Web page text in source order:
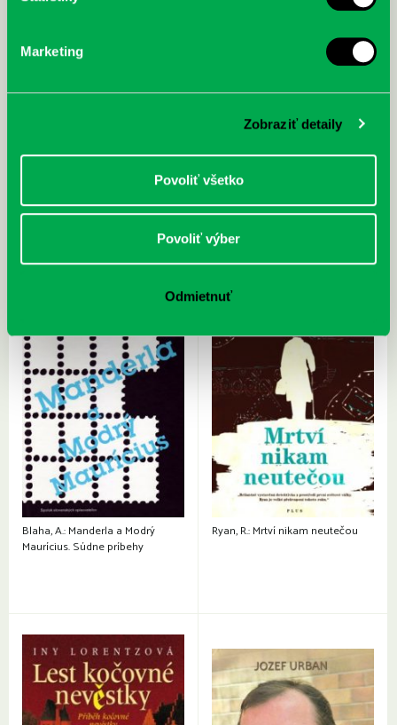
Marketing
Zobraziť detaily
Povoliť všetko
Povoliť výber
Odmietnuť
Rozmarná fantastika Theorin, J.: Kameňolom
Blaha, A.: Manderla a Modrý
Maurícius. Súdne príbehy
Ryan, R.: Mrtví nikam neutečou